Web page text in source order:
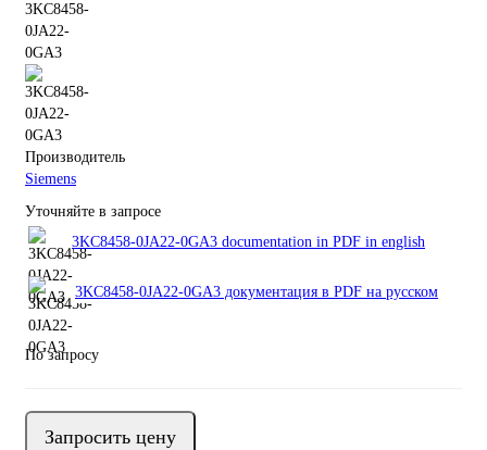
Производитель
Siemens
Уточняйте в запросе
3KC8458-0JA22-0GA3 documentation in PDF in english
3KC8458-0JA22-0GA3 документация в PDF на русском
По запросу
Запросить цену